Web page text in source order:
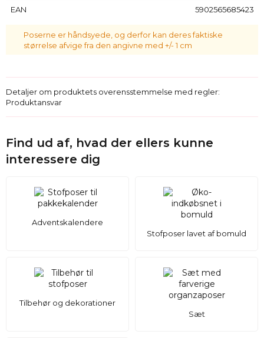
EAN
5902565685423
Poserne er håndsyede, og derfor kan deres faktiske
størrelse afvige fra den angivne med +/- 1 cm
Detaljer om produktets overensstemmelse med regler:
Produktansvar
Find ud af, hvad der ellers kunne
interessere dig
Adventskalendere
Stofposer lavet af bomuld
Tilbehør og dekorationer
Sæt